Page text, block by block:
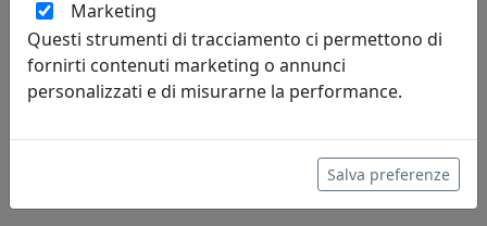
OROLOGIO DA PARETE FREEBIRD 2487N NERO
Progetti
392,00 €
Marketing
Questi strumenti di tracciamento ci permettono di
fornirti contenuti marketing o annunci
personalizzati e di misurarne la performance.
Salva preferenze